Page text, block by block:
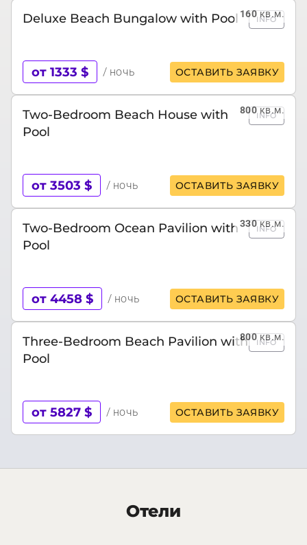
160кв.м.
Deluxe Beach Bungalow with Pool INFO
от 1333 $ / ночь ОСТАВИТЬ ЗАЯВКУ
800кв.м.
Two-Bedroom Beach House with
Pool
INFO
от 3503 $ / ночь ОСТАВИТЬ ЗАЯВКУ
330кв.м.
Two-Bedroom Ocean Pavilion with
Pool
INFO
от 4458 $ / ночь ОСТАВИТЬ ЗАЯВКУ
800кв.м.
Three-Bedroom Beach Pavilion with
Pool
INFO
от 5827 $ / ночь ОСТАВИТЬ ЗАЯВКУ
Отели